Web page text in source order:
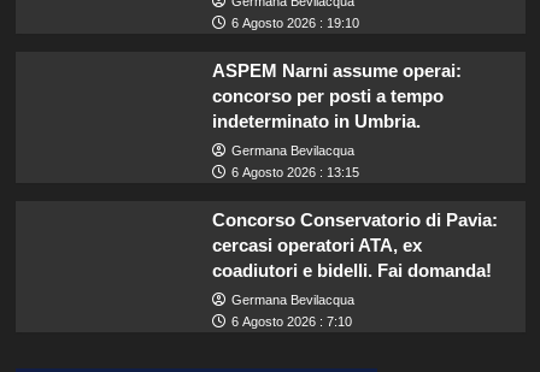
6 Agosto 2026 : 19:10
ASPEM Narni assume operai:
concorso per posti a tempo
indeterminato in Umbria.
Germana Bevilacqua
6 Agosto 2026 : 13:15
Concorso Conservatorio di Pavia:
cercasi operatori ATA, ex
coadiutori e bidelli. Fai domanda!
Germana Bevilacqua
6 Agosto 2026 : 7:10